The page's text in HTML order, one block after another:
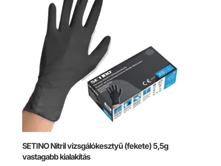
SETINO Nitril vizsgálókesztyű (fekete) 5,5g
vastagabb kialakítás